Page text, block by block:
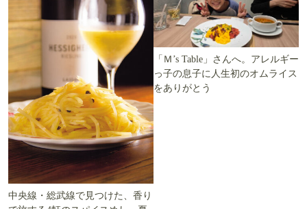
中央線・総武線で見つけた、香り
「Ｍ’s Table」さんへ。アレルギー
っ子の息子に人生初のオムライス
をありがとう